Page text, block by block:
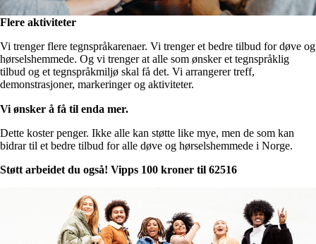
Flere aktiviteter
Vi trenger flere tegnspråkarenaer. Vi trenger et bedre tilbud for døve og
hørselshemmede. Og vi trenger at alle som ønsker et tegnspråklig
tilbud og et tegnspråkmiljø skal få det. Vi arrangerer treff,
demonstrasjoner, markeringer og aktiviteter.
Vi ønsker å få til enda mer.
Dette koster penger. Ikke alle kan støtte like mye, men de som kan
bidrar til et bedre tilbud for alle døve og hørselshemmede i Norge.
Støtt arbeidet du også! Vipps 100 kroner til 62516